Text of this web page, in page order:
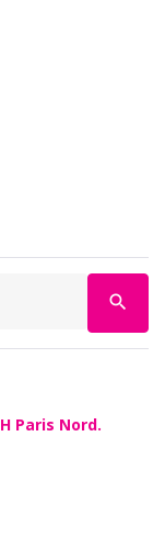
search
Paris Nord.